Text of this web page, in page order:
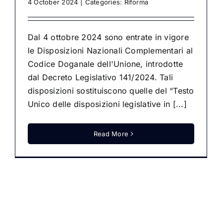
4 October 2024 Categories: Riforma
Dal 4 ottobre 2024 sono entrate in vigore
le Disposizioni Nazionali Complementari al
Codice Doganale dell'Unione, introdotte
dal Decreto Legislativo 141/2024. Tali
disposizioni sostituiscono quelle del “Testo
Unico delle disposizioni legislative in [...]
Read More